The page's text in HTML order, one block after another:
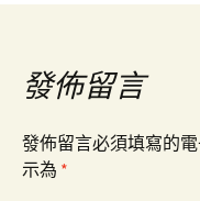
覽發佈留言
發佈留言必須填寫的
示為 *